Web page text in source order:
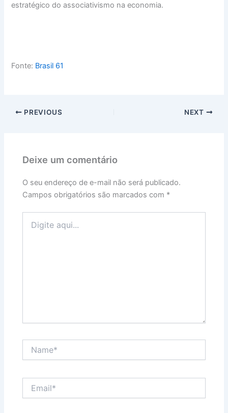
estratégico do associativismo na economia.
Fonte: Brasil 61
PREVIOUS NEXT
Deixe um comentário
O seu endereço de e-mail não será publicado.
Campos obrigatórios são marcados com *
aqui...